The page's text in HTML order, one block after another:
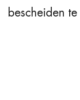
bescheiden